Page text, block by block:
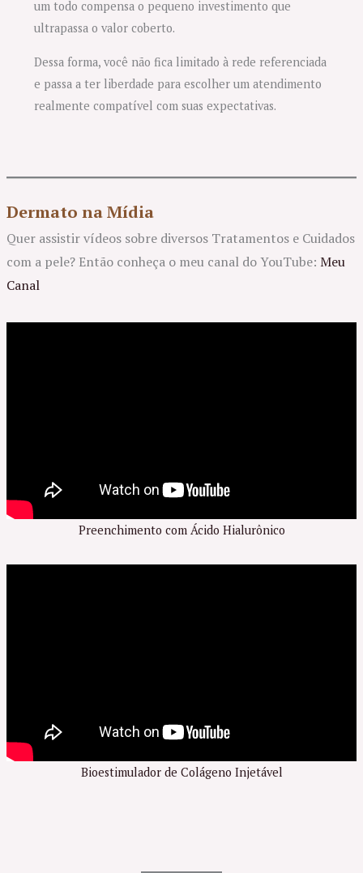
um todo compensa o pequeno investimento que
ultrapassa o valor coberto.
Dessa forma, você não fica limitado à rede referenciada
e passa a ter liberdade para escolher um atendimento
realmente compatível com suas expectativas.
Dermato na Mídia
Quer assistir vídeos sobre diversos Tratamentos e Cuidados
com a pele? Então conheça o meu canal do YouTube: Meu
Canal
Preenchimento com Ácido Hialurônico
Bioestimulador de Colágeno Injetável